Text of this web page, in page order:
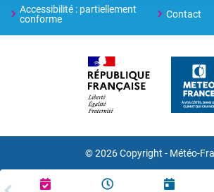
Accessibilité : partiellement
conforme
Contact
© 2026 Copyright - Météo-